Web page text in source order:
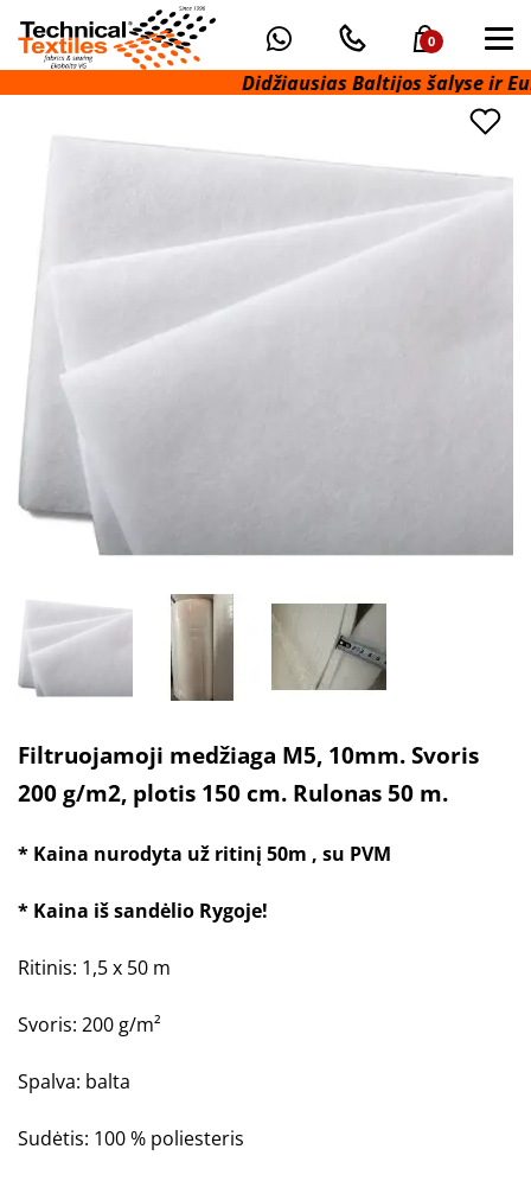
0
Didžiausias Baltijos šalyse ir
Filtruojamoji medžiaga M5, 10mm. Svoris
200 g/m2, plotis 150 cm. Rulonas 50 m.
* Kaina nurodyta už ritinį 50m , su PVM
* Kaina iš sandėlio Rygoje!
Ritinis: 1,5 x 50 m
Svoris: 200 g/m²
Spalva: balta
Sudėtis: 100 % poliesteris